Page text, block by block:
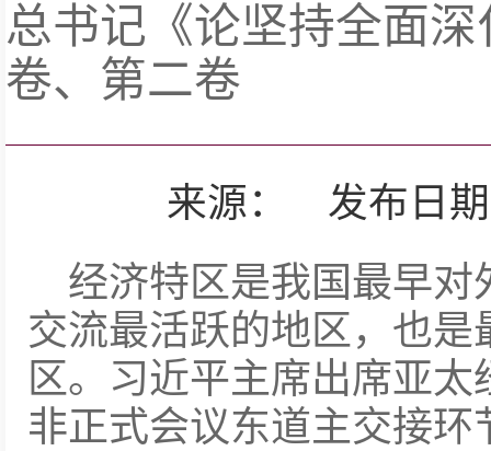
总书记《论坚持全面
卷、第二卷
来源： 发布日期
经济特区是我国最早
交流最活跃的地区，也
区。习近平主席出席亚
非正式会议东道主交接